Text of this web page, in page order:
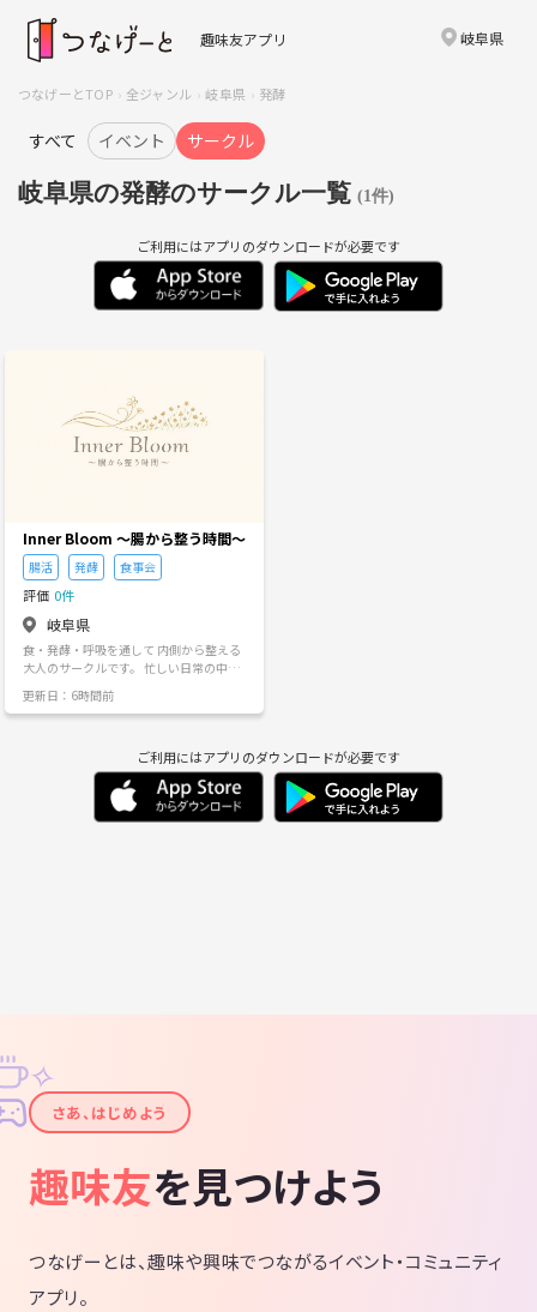
趣味友アプリ 岐阜県
つなげーとTOP 全ジャンル 岐阜県 発酵
すべて イベント サークル
岐阜県の発酵のサークル一覧 (1件)
ご利用にはアプリのダウンロードが必要です
Inner Bloom 〜腸から整う時間〜
腸活 発酵 食事会
評価 0件
岐阜県
食・発酵・呼吸を通して 内側から整える
大人のサークルです。 忙しい日常の中
で、 少しだけ自分を整える時間を。 発酵
ごはんを囲んだり、 腸にやさしい食事会
をしたり、 ゆったり会話を楽しんだり。
璧な腸活ではなく、 続けられる腸育を大
切にしています。 発酵・食事・腸活に興
味がある方 なんとなく整えたい方 ゆるく
参加したい方 どなたでも歓迎です。 初参
など）の仕込み体験 腸に優しい料理・食
事会 ヨガ・ピラティス・軽い運動 カフェ
巡り・グルメ会（腸活視点） 腸と心を整
えるリラックスタイム 情報交換・習慣づ
くりのサポート ※初心者の方も大歓迎で
たい 食生活を見直したい 発酵や腸活に興
味がある 健康的な仲間とつながりたい 楽
しみながら習慣化したい 🥣 サークルの想
さず味わい深く。 無理なく、楽しく、続
に育てていきましょう。 お気軽にご参加
更新日：6時間前
ご利用にはアプリのダウンロードが必要です
✦
✧
さあ、はじめよう
趣味友を見つけよう
つなげーとは、趣味や興味でつながるイベント・コミュニティ
アプリ。